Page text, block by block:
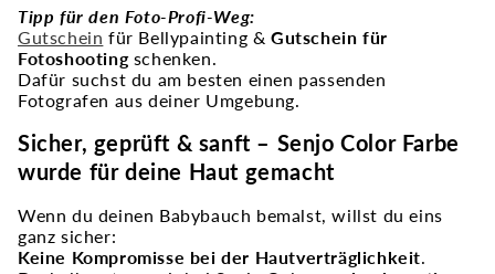
Tipp für den Foto-Profi-Weg:
Gutschein für Bellypainting &Gutschein für
Fotoshooting schenken.
Dafür suchst du am besten einen passenden
Fotografen aus deiner Umgebung.
Sicher, geprüft & sanft – Senjo Color Farbe
wurde für deine Haut gemacht
Wenn du deinen Babybauch bemalst, willst du eins
ganz sicher:
Keine Kompromisse bei der Hautverträglichkeit